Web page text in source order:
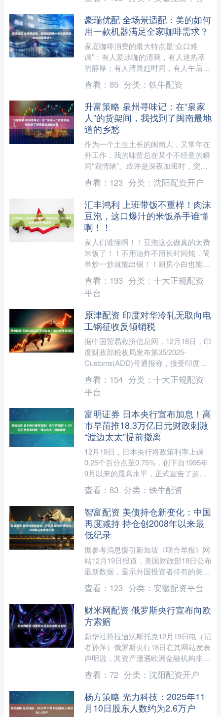
的是想要一份兼顾健康与适....
豪瑞优配 全场景适配：美的如何
用一款机器满足全家咖啡需求？
家庭咖啡消费的最大特点是“众口难
调”：有人爱冰咖的清爽，有人迷热萃
的醇厚；有人清晨赶时间，有人午后想
放松；咖啡爱好者追求专业口感，偶尔
尝鲜的家人只需简单操作。能....
查看： 85 分类： 铁牛配资
升富策略 泉州寻味记：在“泉家
人”的货架间，我找到了闽南最地
道的乡愁
作为一个土生土长的闽南人，又常年在
外工作，我的味蕾总在某个不经意的瞬
间“闹情绪”。或许是深夜加班时，突然
想念那一碗热腾腾、带着大地清香的湖
头米粉；或许是天气转凉....
查看： 123 分类： 沈阳配资开户
汇丰鸿利 上班带饭不重样！肉沫
豆泡，这口爆汁的米饭杀手谁懂
啊！！
家人们谁懂啊！！豆泡这么做真的太费
米饭了！！不用油炸不用长时间炖，简
单炒一炒就能出锅！！厨房小白也能轻
松拿捏！！这道菜绝对是便当界的扛把
子，成本低到离谱，味道却....
查看： 193 分类： 十大正规配资
平台
原津配资 印度对华冷轧无取向电
工钢征收反倾销税
据中国贸易救济信息网，12月18日，印
度财政部税收局发布第35/2025-
Customs(ADD)号通报称，接受印度商
工部于2025年9月19日对原产于或进口
自....
查看： 154 分类： 十大正规配资
平台
富明证券 日本央行宣布加息！高
市早苗推18.3万亿日元财政刺激
“渡边太太”提前撤离
12月19日，日本央行将政策利率上调
0.25个百分点至0.75%，创下自1995年
9月以来的最高水平，正式宣告了超宽
松货币政策时代走向终结。这一决策标
志着日本货....
查看： 83 分类： 铁牛配资
智富配资 美债持仓新变化：中国
再度减持 持仓创2008年以来最
低纪录
据参考消息援引新加坡《联合早报》网
站12月19日报道，美国财政部18日公布
最新数据，显示外国投资者持有的美国
国债今年10月下降，尽管包括日本和英
国在内的一些国家....
查看： 123 分类： 安徽配资平台
财米网配资 俄罗斯央行宣布向欧
方索赔
新华社符拉迪沃斯托克12月19日电（记
者孙萍）俄罗斯央行18日在其网站发表
声明说，其资产遭遇欧洲金融机构非法
处置，为此将向欧方追讨损失。 声明
说，由于欧盟通过无....
查看： 72 分类： 沈阳配资开户
杨方策略 光力科技：2025年11
月10日股东人数约为2.6万户